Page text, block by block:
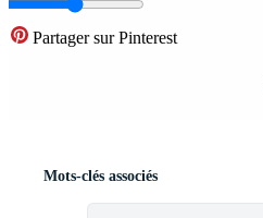
Partager sur Pinterest
Mots-clés associés